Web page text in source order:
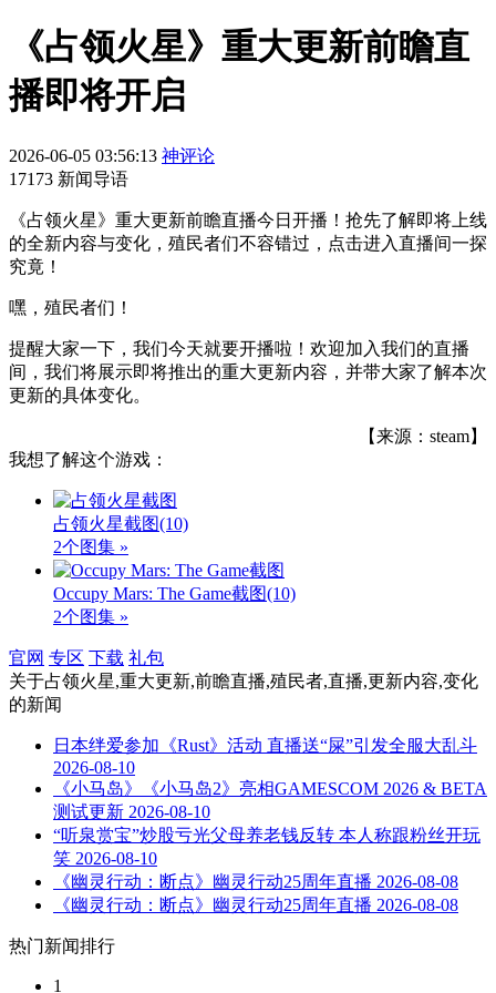
《占领火星》重大更新前瞻直
播即将开启
2026-06-05 03:56:13 神评论
17173 新闻导语
《占领火星》重大更新前瞻直播今日开播！抢先了解即将上线
的全新内容与变化，殖民者们不容错过，点击进入直播间一探
究竟！
嘿，殖民者们！
提醒大家一下，我们今天就要开播啦！欢迎加入我们的直播
间，我们将展示即将推出的重大更新内容，并带大家了解本次
更新的具体变化。
【来源：steam】
我想了解这个游戏：
占领火星截图(10)
2个图集 »
Occupy Mars: The Game截图(10)
2个图集 »
官网 专区 下载 礼包
关于占领火星,重大更新,前瞻直播,殖民者,直播,更新内容,变化
的新闻
日本绊爱参加《Rust》活动 直播送“屎”引发全服大乱斗
2026-08-10
《小马岛》《小马岛2》亮相GAMESCOM 2026 & BETA
测试更新 2026-08-10
“听泉赏宝”炒股亏光父母养老钱反转 本人称跟粉丝开玩
笑 2026-08-10
《幽灵行动：断点》幽灵行动25周年直播 2026-08-08
《幽灵行动：断点》幽灵行动25周年直播 2026-08-08
热门新闻排行
1